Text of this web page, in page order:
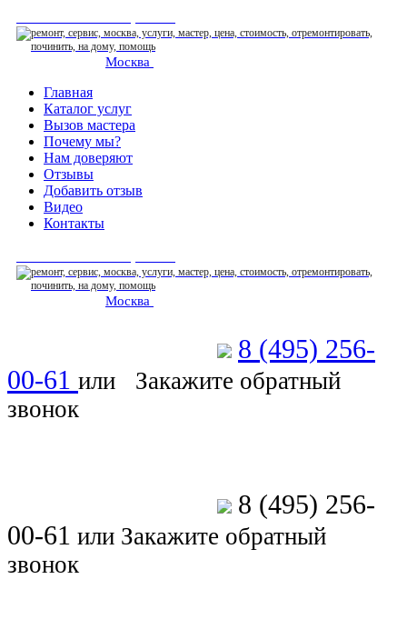
Москва
Главная
Каталог услуг
Вызов мастера
Почему мы?
Нам доверяют
Отзывы
Добавить отзыв
Видео
Контакты
Москва
8 (495) 256-
00-61 или
Закажите обратный
звонок
8 (495) 256-
00-61 или Закажите обратный
звонок